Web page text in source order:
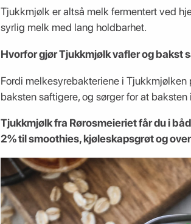
Tjukkmjølk er altså melk fermentert ved
syrlig melk med lang holdbarhet.
Hvorfor gjør Tjukkmjølk vafler og bakst
Fordi melkesyrebakteriene i
baksten saftigere, og sørger for at
Tjukkmjølk fra Rørosmeieriet får du i
2% til smoothies, kjøleskapsgrøt og